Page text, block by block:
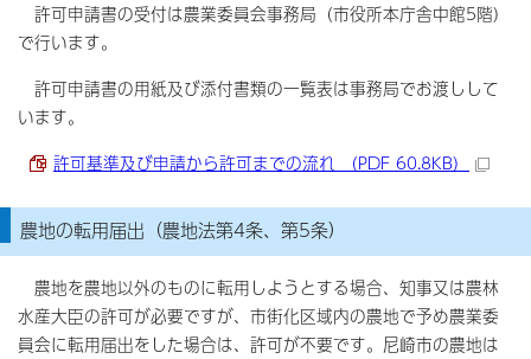
許可申請書の受付は農業委員会事務局（市役所本庁舎中館5階）
で行います。
許可申請書の用紙及び添付書類の一覧表は事務局でお渡しして
います。
許可基準及び申請から許可までの流れ （PDF 60.8KB）
農地の転用届出（農地法第4条、第5条）
農地を農地以外のものに転用しようとする場合、知事又は農林
水産大臣の許可が必要ですが、市街化区域内の農地で予め農業委
員会に転用届出をした場合は、許可が不要です。尼崎市の農地は